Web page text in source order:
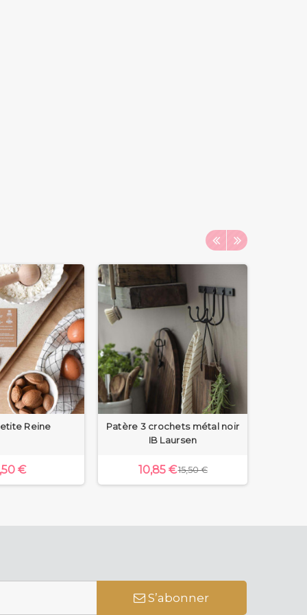
Reine
€
Patère 3 crochets métal noir
IB Laursen
10,85 €15,50 €
S’abonner